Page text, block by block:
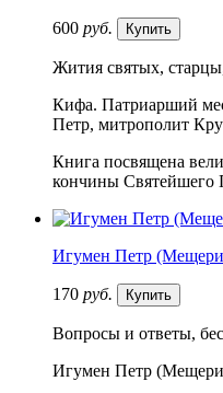
600 руб. Купить
Жития святых,
Кифа. Патриарший
Петр, митрополит
Книга посвящена
кончины Святейшего
Игумен Петр
170 руб. Купить
Вопросы и ответы,
Игумен Петр